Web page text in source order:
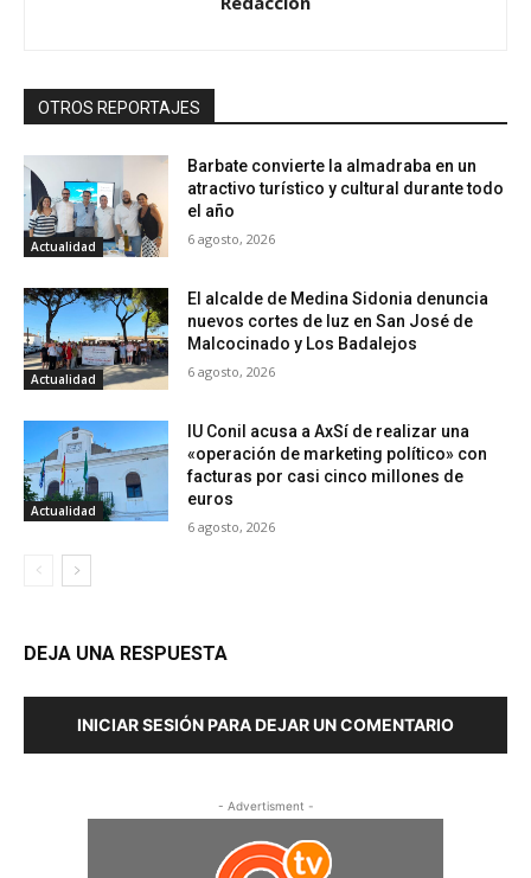
OTROS REPORTAJES
Actualidad
Barbate convierte la almadraba en un
atractivo turístico y cultural durante todo
el año
6 agosto, 2026
Actualidad
El alcalde de Medina Sidonia denuncia
nuevos cortes de luz en San José de
Malcocinado y Los Badalejos
6 agosto, 2026
Actualidad
IU Conil acusa a AxSí de realizar una
«operación de marketing político» con
facturas por casi cinco millones de
euros
6 agosto, 2026
DEJA UNA RESPUESTA
INICIAR SESIÓN PARA DEJAR UN COMENTARIO
- Advertisment -